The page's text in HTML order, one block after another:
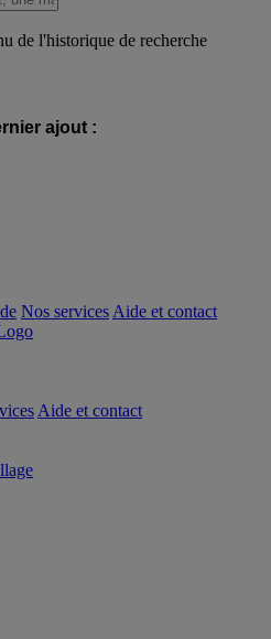
de l'historique de recherche
ajout :
Nos services Aide et contact
Aide et contact